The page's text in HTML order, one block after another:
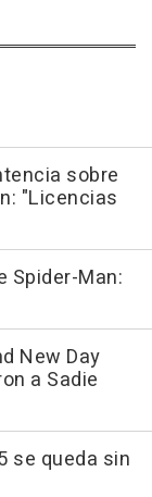
sobre
"Licencias
Spider-Man:
New Day
a Sadie
se queda sin